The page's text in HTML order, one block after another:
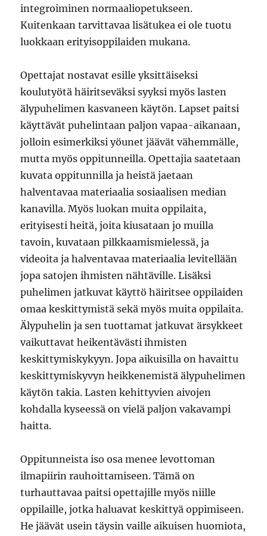
integroiminen normaaliopetukseen.
Kuitenkaan tarvittavaa lisätukea ei ole tuotu
luokkaan erityisoppilaiden mukana.
Opettajat nostavat esille yksittäiseksi
koulutyötä häiritseväksi syyksi myös lasten
älypuhelimen kasvaneen käytön. Lapset paitsi
käyttävät puhelintaan paljon vapaa-aikanaan,
jolloin esimerkiksi yöunet jäävät vähemmälle,
mutta myös oppitunneilla. Opettajia saatetaan
kuvata oppitunnilla ja heistä jaetaan
halventavaa materiaalia sosiaalisen median
kanavilla. Myös luokan muita oppilaita,
erityisesti heitä, joita kiusataan jo muilla
tavoin, kuvataan pilkkaamismielessä, ja
videoita ja halventavaa materiaalia levitellään
jopa satojen ihmisten nähtäville. Lisäksi
puhelimen jatkuvat käyttö häiritsee oppilaiden
omaa keskittymistä sekä myös muita oppilaita.
Älypuhelin ja sen tuottamat jatkuvat ärsykkeet
vaikuttavat heikentävästi ihmisten
keskittymiskykyyn. Jopa aikuisilla on havaittu
keskittymiskyvyn heikkenemistä älypuhelimen
käytön takia. Lasten kehittyvien aivojen
kohdalla kyseessä on vielä paljon vakavampi
haitta.
Oppitunneista iso osa menee levottoman
ilmapiirin rauhoittamiseen. Tämä on
turhauttavaa paitsi opettajille myös niille
oppilaille, jotka haluavat keskittyä oppimiseen.
He jäävät usein täysin vaille aikuisen huomiota,